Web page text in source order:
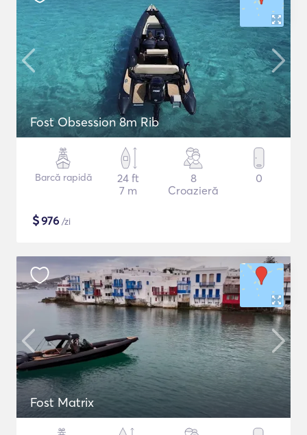
Fost Obsession 8m Rib
Barcă rapidă
24 ft
7 m
8
Croazieră
0
$976 /zi
Fost Matrix